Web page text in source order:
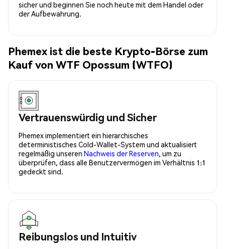
sicher und beginnen Sie noch heute mit dem Handel oder
der Aufbewahrung.
Phemex ist die beste Krypto-Börse zum
Kauf von WTF Opossum (WTFO)
Vertrauenswürdig und Sicher
Phemex implementiert ein hierarchisches
deterministisches Cold-Wallet-System und aktualisiert
regelmäßig unseren Nachweis der Reserven, um zu
überprüfen, dass alle Benutzervermögen im Verhältnis 1:1
gedeckt sind.
Reibungslos und Intuitiv